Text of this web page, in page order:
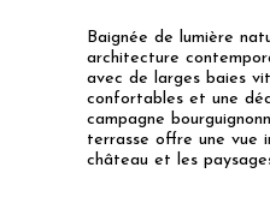
Baignée de lumière
architecture
avec de larges baies
confortables et une
campagne
terrasse offre une vue
château et les